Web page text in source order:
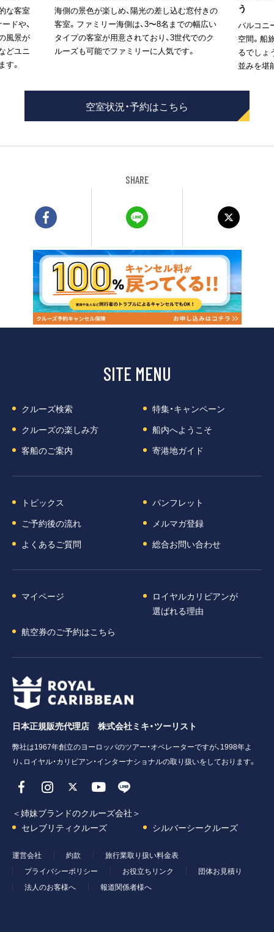
な客室
ドや、
風景が
どユニ
。
海側の景色が楽しめ、陽光の差し込む窓付きの
客室。ファミリー海側は、3〜8名までの幅広い
タイプの客室が用意されており、3世代でのク
ルーズも可能でファミリーに人気です。
う
バルコニ
空間。船
るでしょ
並みを堪
空室状況・予約はこちら
SHARE
SITE MENU
クルーズ検索
特集・キャンペーン
クルーズの楽しみ方
船内へようこそ
客船のご案内
寄港地ガイド
トピックス
パンフレット
ご予約後の流れ
メルマガ登録
よくあるご質問
総合お問い合わせ
マイページ
ロイヤルカリビアンが
選ばれる理由
航空券のご予約はこちら
日本正規販売代理店 株式会社ミキ・ツーリスト
弊社は1967年創立のヨーロッパのツアー・オペレーターですが、1998年よ
り、ロイヤル・カリビアン・インターナショナルの取り扱いをしております。
＜姉妹ブランドのクルーズ会社＞
セレブリティクルーズ
シルバーシークルーズ
運営会社 約款
旅行業取り扱い料金表
プライバシーポリシー
お役立ちリンク
団体お見積り
法人のお客様へ
報道関係者様へ